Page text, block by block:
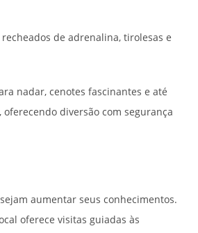
de adrenalina, tirolesas e
nadar, cenotes fascinantes e até
oferecendo diversão com segurança
aumentar seus conhecimentos.
oferece visitas guiadas às